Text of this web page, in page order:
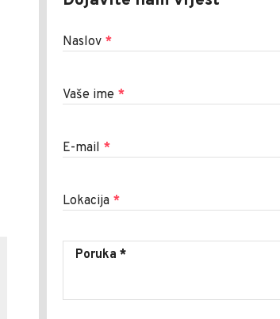
Naslov *
Vaše ime *
E-mail *
Lokacija *